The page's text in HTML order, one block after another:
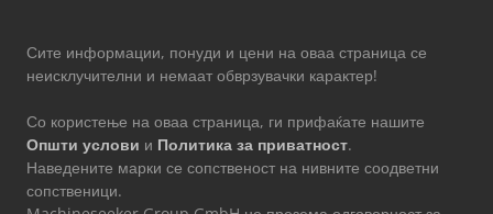
Сите информации, понуди и цени на оваа страница се
неисклучителни и немаат обврзувачки карактер!
Со користење на оваа страница, ги прифаќате нашите
Општи услови и Политика за приватност.
Наведените марки се сопственост на нивните соодветни
сопственици.